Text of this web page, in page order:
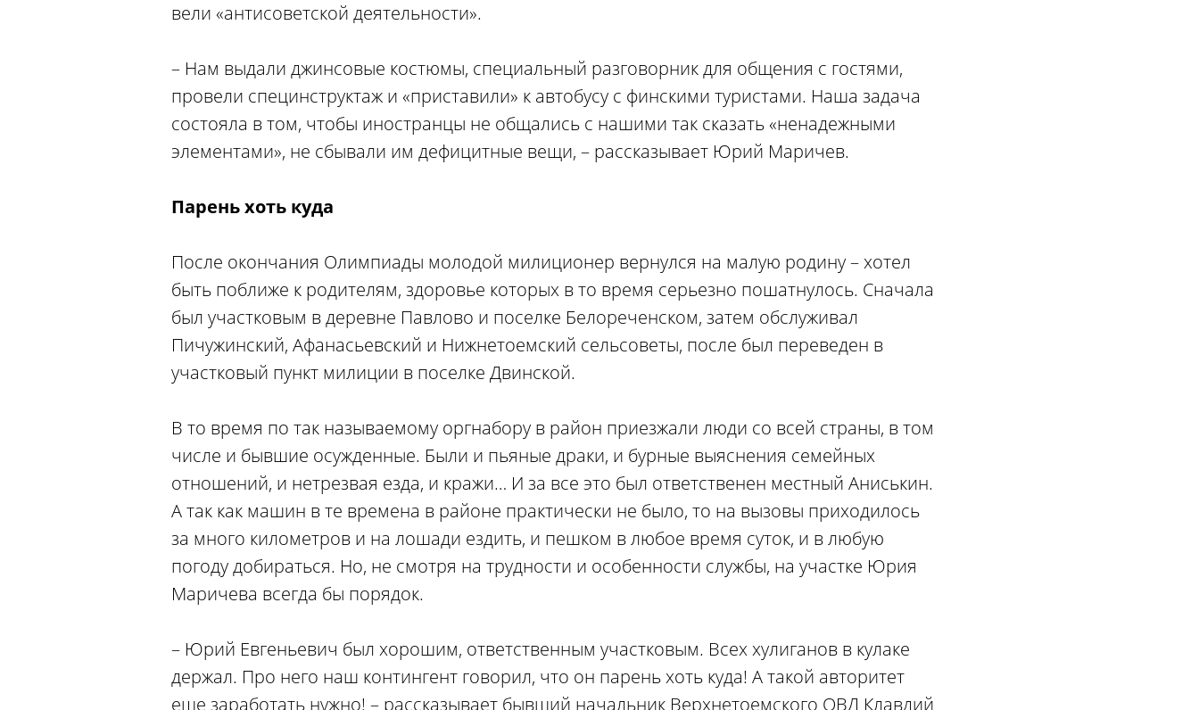
вели «антисоветской деятельности».
– Нам выдали джинсовые костюмы, специальный разговорник для общения с гостями,
провели специнструктаж и «приставили» к автобусу с финскими туристами. Наша задача
состояла в том, чтобы иностранцы не общались с нашими так сказать «ненадежными
элементами», не сбывали им дефицитные вещи, – рассказывает Юрий Маричев.
Парень хоть куда
После окончания Олимпиады молодой милиционер вернулся на малую родину – хотел
быть поближе к родителям, здоровье которых в то время серьезно пошатнулось. Сначала
был участковым в деревне Павлово и поселке Белореченском, затем обслуживал
Пичужинский, Афанасьевский и Нижнетоемский сельсоветы, после был переведен в
участковый пункт милиции в поселке Двинской.
В то время по так называемому оргнабору в район приезжали люди со всей страны, в том
числе и бывшие осужденные. Были и пьяные драки, и бурные выяснения семейных
отношений, и нетрезвая езда, и кражи… И за все это был ответственен местный Аниськин.
А так как машин в те времена в районе практически не было, то на вызовы приходилось
за много километров и на лошади ездить, и пешком в любое время суток, и в любую
погоду добираться. Но, не смотря на трудности и особенности службы, на участке Юрия
Маричева всегда бы порядок.
– Юрий Евгеньевич был хорошим, ответственным участковым. Всех хулиганов в кулаке
держал. Про него наш контингент говорил, что он парень хоть куда! А такой авторитет
еще заработать нужно! – рассказывает бывший начальник Верхнетоемского ОВД Клавдий